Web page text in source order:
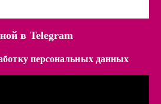
в Telegram
персональных данных